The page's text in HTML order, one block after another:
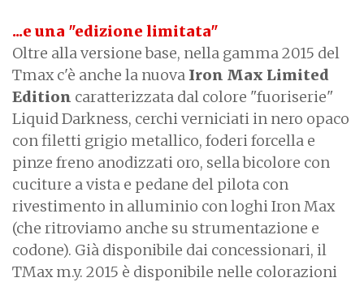
...e una "edizione limitata"
Oltre alla versione base, nella gamma 2015 del
Tmax c'è anche la nuova Iron Max Limited
Edition caratterizzata dal colore "fuoriserie"
Liquid Darkness, cerchi verniciati in nero opaco
con filetti grigio metallico, foderi forcella e
pinze freno anodizzati oro, sella bicolore con
cuciture a vista e pedane del pilota con
rivestimento in alluminio con loghi Iron Max
(che ritroviamo anche su strumentazione e
codone). Già disponibile dai concessionari, il
TMax m.y. 2015 è disponibile nelle colorazioni